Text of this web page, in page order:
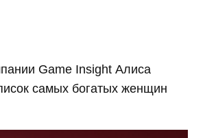
Game Insight Алиса
самых богатых женщин